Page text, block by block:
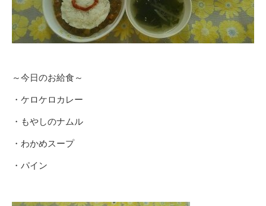
～今日のお給食～
・ケロケロカレー
・もやしのナムル
・わかめスープ
・パイン